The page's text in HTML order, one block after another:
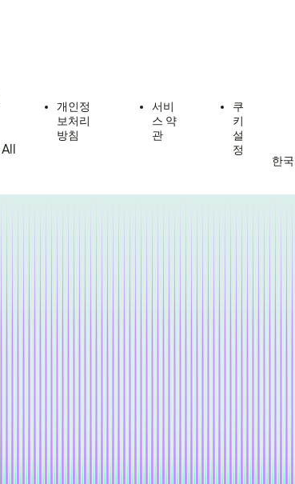
All
개인정
보처리
방침
서비
스 약
관
쿠
키
설
정
한